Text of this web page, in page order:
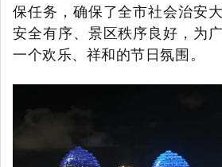
保任务，确保了全市社会治安
安全有序、景区秩序良好，为
一个欢乐、祥和的节日氛围。